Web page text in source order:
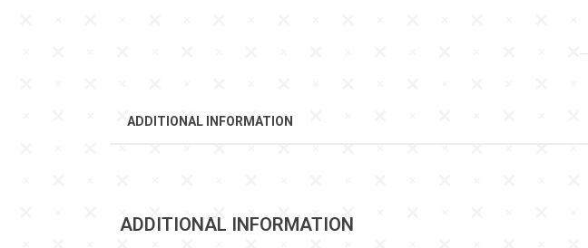
ADDITIONAL INFORMATION
ADDITIONAL INFORMATION